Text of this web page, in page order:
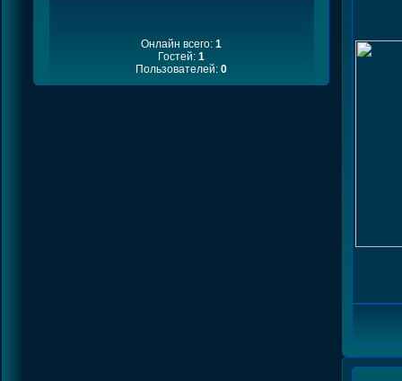
Онлайн всего: 1
Гостей: 1
Пользователей: 0